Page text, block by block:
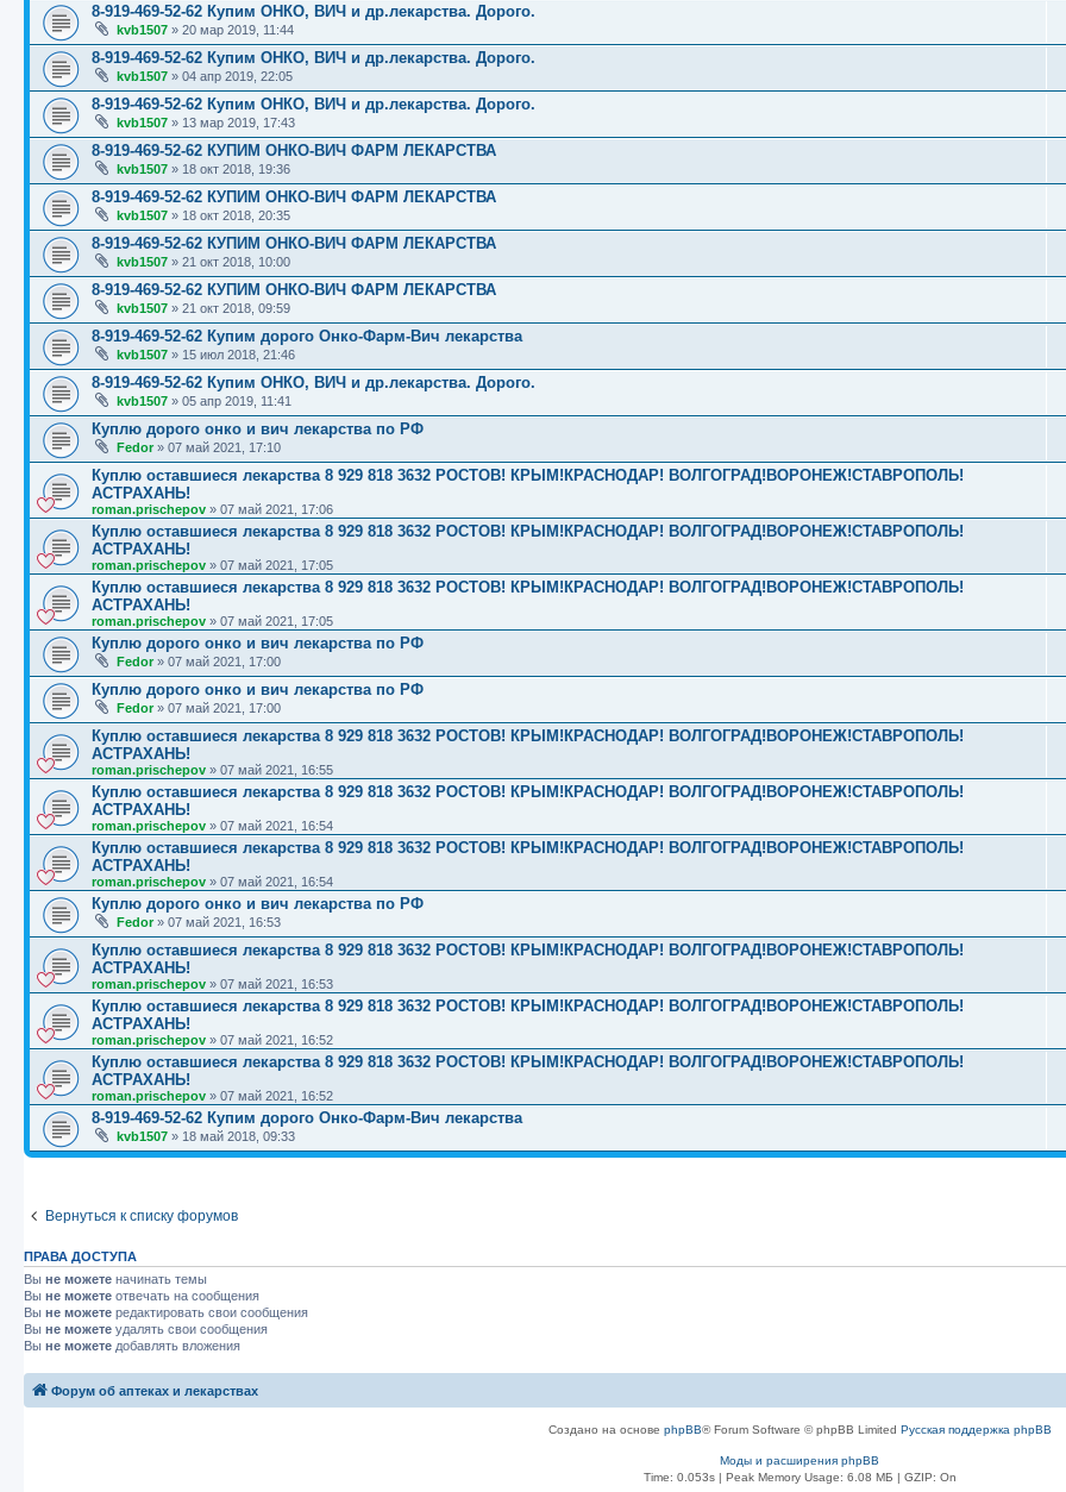
8-919-469-52-62 Купим ОНКО, ВИЧ и др.лекарства. Дорого.
kvb1507 » 20 мар 2019, 11:44
8-919-469-52-62 Купим ОНКО, ВИЧ и др.лекарства. Дорого.
kvb1507 » 04 апр 2019, 22:05
8-919-469-52-62 Купим ОНКО, ВИЧ и др.лекарства. Дорого.
kvb1507 » 13 мар 2019, 17:43
8-919-469-52-62 КУПИМ ОНКО-ВИЧ ФАРМ ЛЕКАРСТВА
kvb1507 » 18 окт 2018, 19:36
8-919-469-52-62 КУПИМ ОНКО-ВИЧ ФАРМ ЛЕКАРСТВА
kvb1507 » 18 окт 2018, 20:35
8-919-469-52-62 КУПИМ ОНКО-ВИЧ ФАРМ ЛЕКАРСТВА
kvb1507 » 21 окт 2018, 10:00
8-919-469-52-62 КУПИМ ОНКО-ВИЧ ФАРМ ЛЕКАРСТВА
kvb1507 » 21 окт 2018, 09:59
8-919-469-52-62 Купим дорого Онко-Фарм-Вич лекарства
kvb1507 » 15 июл 2018, 21:46
8-919-469-52-62 Купим ОНКО, ВИЧ и др.лекарства. Дорого.
kvb1507 » 05 апр 2019, 11:41
Куплю дорого онко и вич лекарства по РФ
Fedor » 07 май 2021, 17:10
Куплю оставшиеся лекарства 8 929 818 3632 РОСТОВ! КРЫМ!КРАСНОДАР! ВОЛГОГРАД!ВОРОНЕЖ!СТАВРОПОЛЬ!
АСТРАХАНЬ!
roman.prischepov » 07 май 2021, 17:06
Куплю оставшиеся лекарства 8 929 818 3632 РОСТОВ! КРЫМ!КРАСНОДАР! ВОЛГОГРАД!ВОРОНЕЖ!СТАВРОПОЛЬ!
АСТРАХАНЬ!
roman.prischepov » 07 май 2021, 17:05
Куплю оставшиеся лекарства 8 929 818 3632 РОСТОВ! КРЫМ!КРАСНОДАР! ВОЛГОГРАД!ВОРОНЕЖ!СТАВРОПОЛЬ!
АСТРАХАНЬ!
roman.prischepov » 07 май 2021, 17:05
Куплю дорого онко и вич лекарства по РФ
Fedor » 07 май 2021, 17:00
Куплю дорого онко и вич лекарства по РФ
Fedor» 07 май 2021, 17:00
Куплю оставшиеся лекарства 8 929 818 3632 РОСТОВ! КРЫМ!КРАСНОДАР! ВОЛГОГРАД!ВОРОНЕЖ!СТАВРОПОЛЬ!
АСТРАХАНЬ!
roman.prischepov » 07 май 2021, 16:55
Куплю оставшиеся лекарства 8 929 818 3632 РОСТОВ! КРЫМ!КРАСНОДАР! ВОЛГОГРАД!ВОРОНЕЖ!СТАВРОПОЛЬ!
АСТРАХАНЬ!
roman.prischepov » 07 май 2021, 16:54
Куплю оставшиеся лекарства 8 929 818 3632 РОСТОВ! КРЫМ!КРАСНОДАР! ВОЛГОГРАД!ВОРОНЕЖ!СТАВРОПОЛЬ!
АСТРАХАНЬ!
roman.prischepov » 07 май 2021, 16:54
Куплю дорого онко и вич лекарства по РФ
Fedor» 07 май 2021, 16:53
Куплю оставшиеся лекарства 8 929 818 3632 РОСТОВ! КРЫМ!КРАСНОДАР! ВОЛГОГРАД!ВОРОНЕЖ!СТАВРОПОЛЬ!
АСТРАХАНЬ!
roman.prischepov » 07 май 2021, 16:53
Куплю оставшиеся лекарства 8 929 818 3632 РОСТОВ! КРЫМ!КРАСНОДАР! ВОЛГОГРАД!ВОРОНЕЖ!СТАВРОПОЛЬ!
АСТРАХАНЬ!
roman.prischepov » 07 май 2021, 16:52
Куплю оставшиеся лекарства 8 929 818 3632 РОСТОВ! КРЫМ!КРАСНОДАР! ВОЛГОГРАД!ВОРОНЕЖ!СТАВРОПОЛЬ!
АСТРАХАНЬ!
roman.prischepov » 07 май 2021, 16:52
8-919-469-52-62 Купим дорого Онко-Фарм-Вич лекарства
kvb1507 » 18 май 2018, 09:33
Вернуться к списку форумов
ПРАВА ДОСТУПА
Вы не можете начинать темы
Вы не можете отвечать на сообщения
Вы не можете редактировать свои сообщения
Вы не можете удалять свои сообщения
Вы не можете добавлять вложения
Форум об аптеках и лекарствах
Создано на основе phpBB® Forum Software © phpBB Limited Русская поддержка phpBB
Моды и расширения phpBB
Time: 0.053s| Peak Memory Usage: 6.08 МБ | GZIP: On